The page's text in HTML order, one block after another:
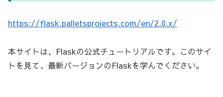
https://flask.palletsprojects.com/en/2.0.x/
本サイトは、Flaskの公式チュートリアルです。このサイ
トを見て、最新バージョンのFlaskを学んでください。